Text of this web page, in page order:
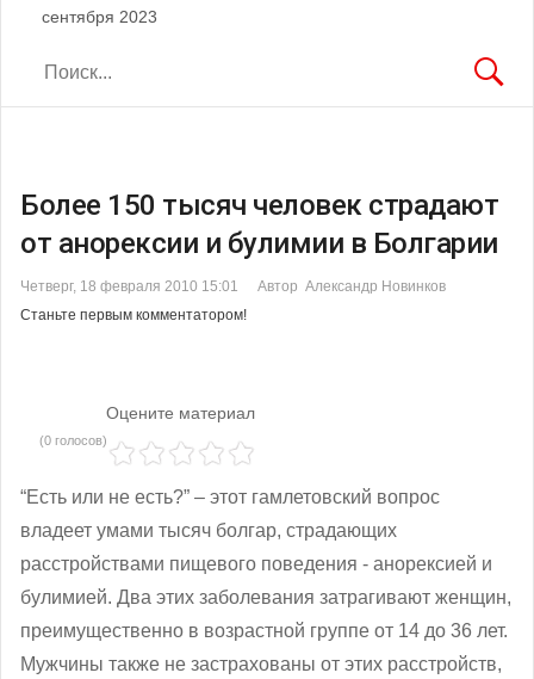
сентября 2023
Более 150 тысяч человек страдают
от анорексии и булимии в Болгарии
Четверг, 18 февраля 2010 15:01
Автор Александр Новинков
Станьте первым комментатором!
Оцените материал
(0 голосов)
“Есть или не есть?” – этот гамлетовский вопрос
владеет умами тысяч болгар, страдающих
расстройствами пищевого поведения - анорексией и
булимией. Два этих заболевания затрагивают женщин,
преимущественно в возрастной группе от 14 до 36 лет.
Мужчины также не застрахованы от этих расстройств,